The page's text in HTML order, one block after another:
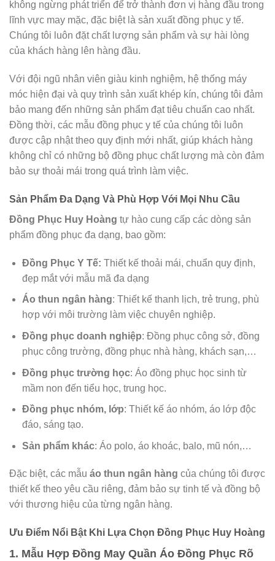
không ngừng phát triển để trở thành đơn vị hàng đầu trong
lĩnh vực may mặc, đặc biệt là sản xuất đồng phục y tế.
Chúng tôi luôn đặt chất lượng sản phẩm và sự hài lòng
của khách hàng lên hàng đầu.
Với đội ngũ nhân viên giàu kinh nghiệm, hệ thống máy
móc hiện đại và quy trình sản xuất khép kín, chúng tôi đảm
bảo mang đến những sản phẩm đạt tiêu chuẩn cao nhất.
Đồng thời, các mẫu đồng phục y tế của chúng tôi luôn
được cập nhật theo quy định mới nhất, giúp khách hàng
không chỉ có những bộ đồng phục chất lượng mà còn đảm
bảo sự thoải mái trong quá trình làm việc.
Sản Phẩm Đa Dạng Và Phù Hợp Với Mọi Nhu Cầu
Đồng Phục Huy Hoàng tự hào cung cấp các dòng sản
phẩm đồng phục đa dạng, bao gồm:
Đồng Phục Y Tế: Thiết kế thoải mái, chuẩn quy định,
đẹp mắt với mẫu mã đa dạng
Áo thun ngân hàng: Thiết kế thanh lịch, trẻ trung, phù
hợp với môi trường làm việc chuyên nghiệp.
Đồng phục doanh nghiệp: Đồng phục công sở, đồng
phục công trường, đồng phục nhà hàng, khách sạn,…
Đồng phục trường học: Áo đồng phục học sinh từ
mầm non đến tiểu học, trung học.
Đồng phục nhóm, lớp: Thiết kế áo nhóm, áo lớp độc
đáo, sáng tạo.
Sản phẩm khác: Áo polo, áo khoác, balo, mũ nón,…
Đặc biệt, các mẫu áo thun ngân hàng của chúng tôi được
thiết kế theo yêu cầu riêng, đảm bảo sự tinh tế và đồng bộ
với thương hiệu của từng ngân hàng.
Ưu Điểm Nổi Bật Khi Lựa Chọn Đồng Phục Huy Hoàng
1. Mẫu Hợp Đồng May Quần Áo Đồng Phục Rõ